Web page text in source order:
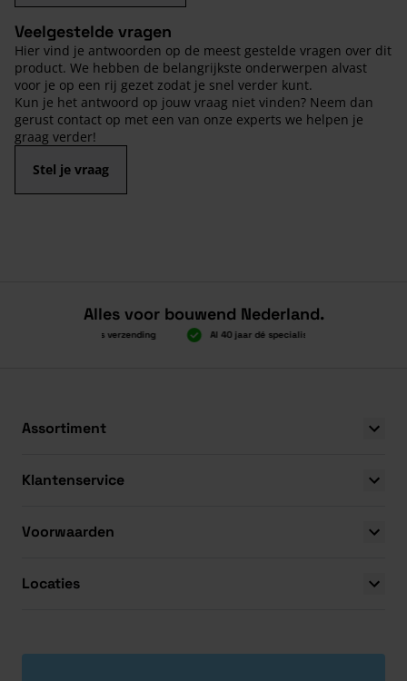
Veelgestelde vragen
Hier vind je antwoorden op de meest gestelde vragen over dit
product. We hebben de belangrijkste onderwerpen alvast
voor je op een rij gezet zodat je snel verder kunt.
Kun je het antwoord op jouw vraag niet vinden? Neem dan
gerust contact op met een van onze experts we helpen je
graag verder!
Stel je vraag
Alles voor bouwend Nederland.
Boven 2.000 gratis verzending Al 40 jaar dé specialist
Assortiment
Klantenservice
Voorwaarden
Locaties